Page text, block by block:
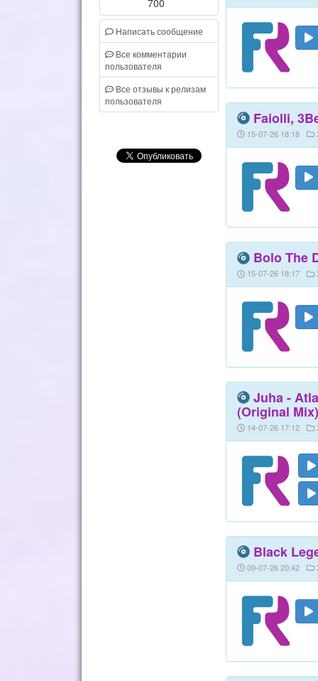
700
Написать сообщение
Все комментарии
пользователя
Все отзывы к релизам
пользователя
Faiolli,
15-07-26 18:18
Bolo The
15-07-26 18:17
Juha -
(Original
14-07-26 17:12
Black
09-07-26 20:42